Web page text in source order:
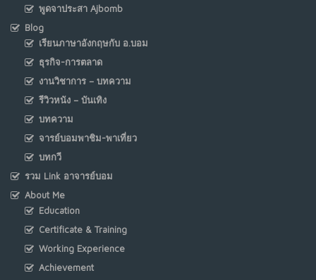
พูดจาประสา Ajbomb
Blog
เรียนภาษาอังกฤษกับ อ.บอม
ธุรกิจ-การตลาด
งานวิชาการ – บทความ
รีวิวหนัง – บันเทิง
บทความ
จารย์บอมพาชิม-พาเที่ยว
บทกวี
รวม Link อาจารย์บอม
About Me
Education
Certificate & Training
Working Experience
Achievement